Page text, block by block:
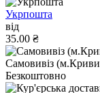
Укрпошта
від
35.00 ₴
Самовивіз
Безкоштовно